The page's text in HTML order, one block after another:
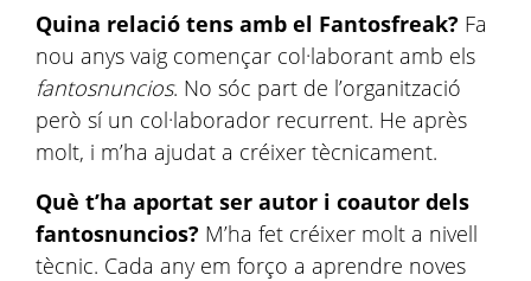
Quina relació tens amb el Fantosfreak? Fa
nou anys vaig començar col·laborant amb els
fantosnuncios. No sóc part de l’organització
però sí un col·laborador recurrent. He après
molt, i m’ha ajudat a créixer tècnicament.
Què t’ha aportat ser autor i coautor dels
fantosnuncios? M’ha fet créixer molt a nivell
tècnic. Cada any em forço a aprendre noves